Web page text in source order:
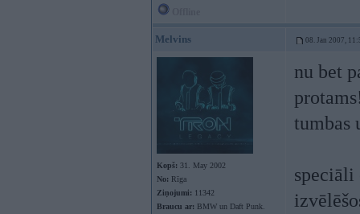
Melvins 08. Jan 2007,
Kopš: 31. May 2002
No: Rīga
Ziņojumi: 11342
Braucu ar: BMW un Daft Punk.
nu bet
tumbas
speciāli